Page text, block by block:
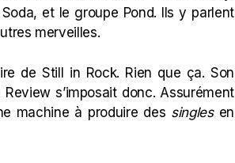
et le groupe Pond. Ils y parlent
merveilles.
de Still in Rock. Rien que ça. Son
s’imposait donc. Assurément
machine à produire des singles en